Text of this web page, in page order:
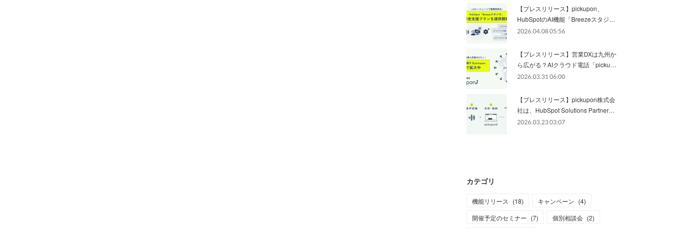
【プレスリリース】pickupon、
HubSpotのAI機能「Breezeスタジ…
2026.04.08 05:56
【プレスリリース】営業DXは九州か
ら広がる？AIクラウド電話「picku…
2026.03.31 06:00
【プレスリリース】pickupon株式会
社は、HubSpot Solutions Partner…
2026.03.23 03:07
カテゴリ
機能リリース (18) キャンペーン (4)
開催予定のセミナー (7) 個別相談会 (2)